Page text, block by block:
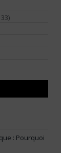
: Pourquoi